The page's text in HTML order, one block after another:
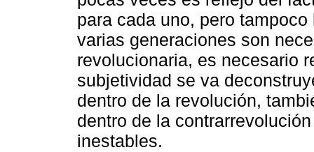
para cada uno, pero
varias generaciones son
revolucionaria, es necesario
subjetividad se va
dentro de la revolución,
dentro de la
inestables.